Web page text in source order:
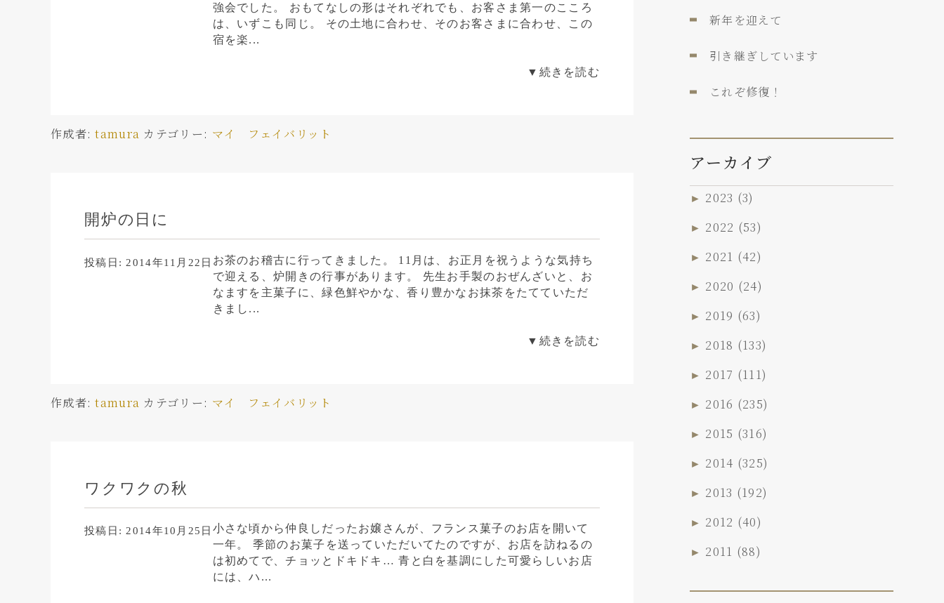
強会でした。 おもてなしの形はそれぞれでも、お客さま第一のこころ
は、いずこも同じ。 その土地に合わせ、そのお客さまに合わせ、この
宿を楽...
▼続きを読む
作成者:tamura カテゴリー: マイ フェイバリット
開炉の日に
投稿日: 2014年11月22日 お茶のお稽古に行ってきました。 11月は、お正月を祝うような気持ち
で迎える、炉開きの行事があります。 先生お手製のおぜんざいと、お
なますを主菓子に、緑色鮮やかな、香り豊かなお抹茶をたてていただ
きまし...
▼続きを読む
作成者:tamura カテゴリー: マイ フェイバリット
ワクワクの秋
投稿日:2014年10月25日 小さな頃から仲良しだったお嬢さんが、フランス菓子のお店を開いて
一年。 季節のお菓子を送っていただいてたのですが、お店を訪ねるの
は初めてで、チョッとドキドキ… 青と白を基調にした可愛らしいお店
には、ハ...
新年を迎えて
引き継ぎしています
これぞ修復！
アーカイブ
► 2023 (3)
► 2022 (53)
► 2021 (42)
► 2020 (24)
► 2019 (63)
► 2018 (133)
► 2017 (111)
► 2016 (235)
► 2015 (316)
► 2014 (325)
► 2013 (192)
► 2012 (40)
► 2011 (88)